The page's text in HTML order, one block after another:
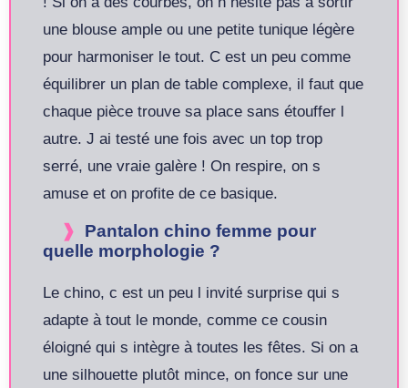
une blouse ample ou une petite tunique légère
pour harmoniser le tout. C est un peu comme
équilibrer un plan de table complexe, il faut que
chaque pièce trouve sa place sans étouffer l
autre. J ai testé une fois avec un top trop
serré, une vraie galère ! On respire, on s
amuse et on profite de ce basique.
Pantalon chino femme pour
quelle morphologie ?
Le chino, c est un peu l invité surprise qui s
adapte à tout le monde, comme ce cousin
éloigné qui s intègre à toutes les fêtes. Si on a
une silhouette plutôt mince, on fonce sur une